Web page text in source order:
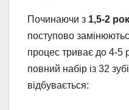
Починаючи з 1,5-2
поступово
процес триває до 4-5
повний набір із 32
відбувається: